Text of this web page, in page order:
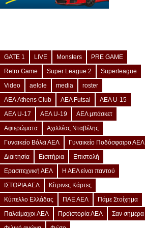
GATE 1 LIVE Monsters
PRE GAME
Retro Game
Super League 2
Superleague
Video
aelole media
roster
ΑΕΛ Athens Club
ΑΕΛ Futsal
ΑΕΛ U-15
ΑΕΛ U-17
ΑΕΛ U-19
ΑΕΛ μπάσκετ
Αφιερώματα
Αχιλλέας Νταβέλης
Γυναικείο Βόλεϊ ΑΕΛ
Γυναικείο Ποδόσφαιρο ΑΕΛ
Διαιτησία
Εισιτήρια
Επιστολή
Ερασιτεχνική ΑΕΛ
Η ΑΕΛ είναι παντού
ΙΣΤΟΡΙΑ ΑΕΛ
Κίτρινες Κάρτες
Κύπελλο Ελλάδας
ΠΑΕ ΑΕΛ
Πάμε Στοίχημα
Παλαίμαχοι ΑΕΛ
Προϊστορία ΑΕΛ
Σαν σήμερα